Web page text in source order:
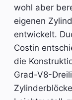
wohl aber
eigenen
entwickelt.
Costin
die
Grad-V8-